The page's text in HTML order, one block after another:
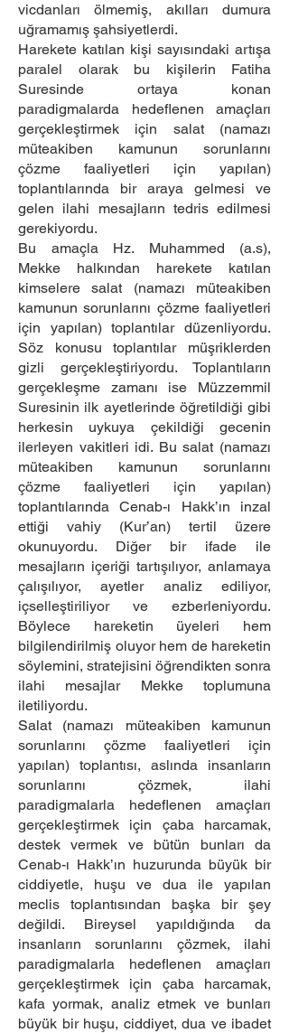
vicdanları ölmemiş, akılları dumura
uğramamış şahsiyetlerdi.
Harekete katılan kişi sayısındaki artışa
paralel olarak bu kişilerin Fatiha
Suresinde ortaya konan
paradigmalarda hedeflenen amaçları
gerçekleştirmek için salat (namazı
müteakiben kamunun sorunlarını
çözme faaliyetleri için yapılan)
toplantılarında bir araya gelmesi ve
gelen ilahi mesajların tedris edilmesi
gerekiyordu.
Bu amaçla Hz. Muhammed (a.s),
Mekke halkından harekete katılan
kimselere salat (namazı müteakiben
kamunun sorunlarını çözme faaliyetleri
için yapılan) toplantılar düzenliyordu.
Söz konusu toplantılar müşriklerden
gizli gerçekleştiriyordu. Toplantıların
gerçekleşme zamanı ise Müzzemmil
Suresinin ilk ayetlerinde öğretildiği gibi
herkesin uykuya çekildiği gecenin
ilerleyen vakitleri idi. Bu salat (namazı
müteakiben kamunun sorunlarını
çözme faaliyetleri için yapılan)
toplantılarında Cenab-ı Hakk’ın inzal
ettiği vahiy (Kur’an) tertil üzere
okunuyordu. Diğer bir ifade ile
mesajların içeriği tartışılıyor, anlamaya
çalışılıyor, ayetler analiz ediliyor,
içselleştiriliyor ve ezberleniyordu.
Böylece hareketin üyeleri hem
bilgilendirilmiş oluyor hem de hareketin
söylemini, stratejisini öğrendikten sonra
ilahi mesajlar Mekke toplumuna
iletiliyordu.
Salat (namazı müteakiben kamunun
sorunlarını çözme faaliyetleri için
yapılan) toplantısı, aslında insanların
sorunlarını çözmek, ilahi
paradigmalarla hedeflenen amaçları
gerçekleştirmek için çaba harcamak,
destek vermek ve bütün bunları da
Cenab-ı Hakk’ın huzurunda büyük bir
ciddiyetle, huşu ve dua ile yapılan
meclis toplantısından başka bir şey
değildi. Bireysel yapıldığında da
insanların sorunlarını çözmek, ilahi
paradigmalarla hedeflenen amaçları
gerçekleştirmek için çaba harcamak,
kafa yormak, analiz etmek ve bunları
büyük bir huşu, ciddiyet, dua ve ibadet